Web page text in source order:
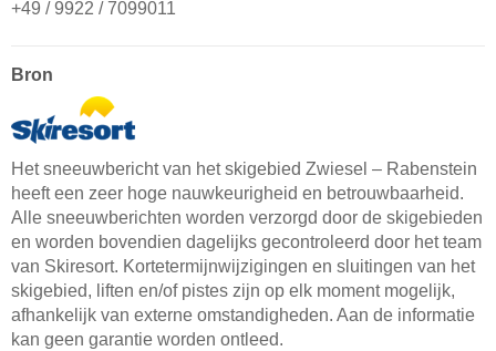
+49 / 9922 / 7099011
Bron
Het sneeuwbericht van het skigebied Zwiesel – Rabenstein
heeft een zeer hoge nauwkeurigheid en betrouwbaarheid.
Alle sneeuwberichten worden verzorgd door de skigebieden
en worden bovendien dagelijks gecontroleerd door het team
van Skiresort. Kortetermijnwijzigingen en sluitingen van het
skigebied, liften en/of pistes zijn op elk moment mogelijk,
afhankelijk van externe omstandigheden. Aan de informatie
kan geen garantie worden ontleed.